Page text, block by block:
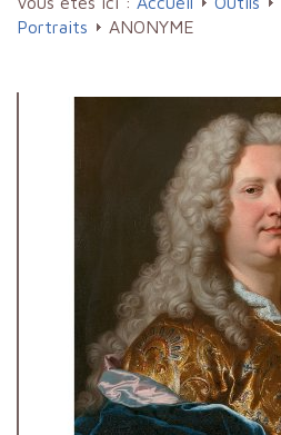
Portraits
ANONYME